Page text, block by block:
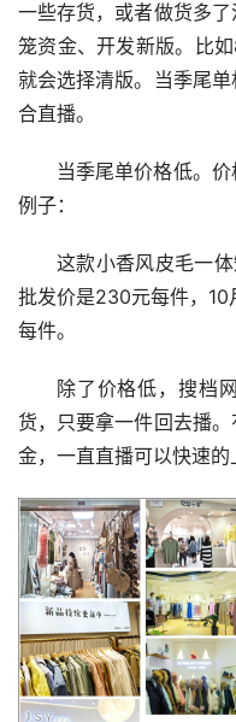
一些存货，或者做货多
笼资金、开发新版。比
就会选择清版。当季尾
合直播。
当季尾单价格低。
例子：
这款小香风皮毛一
批发价是230元每件，
每件。
除了价格低，搜档
货，只要拿一件回去播
金，一直直播可以快速的